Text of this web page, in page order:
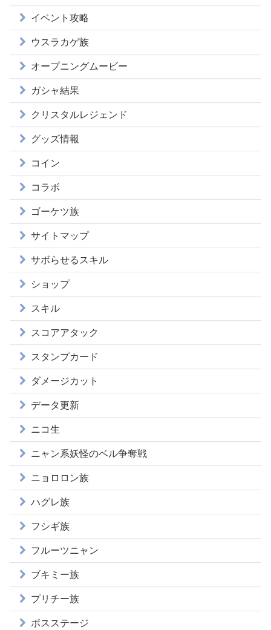
イベント攻略
ウスラカゲ族
オープニングムービー
ガシャ結果
クリスタルレジェンド
グッズ情報
コイン
コラボ
ゴーケツ族
サイトマップ
サボらせるスキル
ショップ
スキル
スコアアタック
スタンプカード
ダメージカット
データ更新
ニコ生
ニャン系妖怪のベル争奪戦
ニョロロン族
ハグレ族
フシギ族
フルーツニャン
ブキミー族
プリチー族
ボスステージ